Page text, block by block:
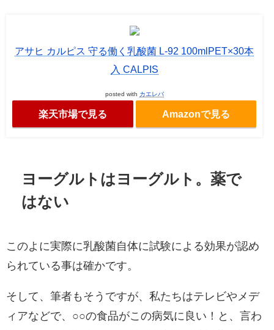
アサヒ カルピス 守る働く乳酸菌 L-92 100mlPET×30本
入 CALPIS
posted with カエレバ
楽天市場で見る Amazonで見る
ヨーグルトはヨーグルト。薬で
はない
このよに実際に乳酸菌自体に試験による効果が認め
られている事は確かです。
そして、筆者もそうですが、私たちはテレビやメデ
ィアなどで、○○の食品がこの病気に良い！と、言わ